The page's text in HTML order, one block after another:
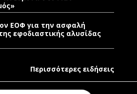
ΕΟΦ για την ασφαλή
εφοδιαστικής αλυσίδας
Περισσότερες ειδήσεις